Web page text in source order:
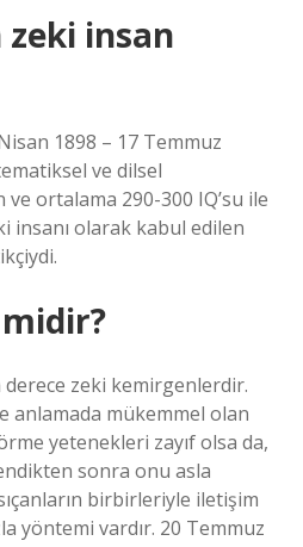
insan
1898 – 17 Temmuz
ve dilsel
ortalama 290-300 IQ’su ile
insanı olarak kabul edilen
derece zeki kemirgenlerdir.
anlamada mükemmel olan
yetenekleri zayıf olsa da,
sonra onu asla
birbirleriyle iletişim
yöntemi vardır. 20 Temmuz